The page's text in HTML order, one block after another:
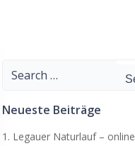
Search
Neueste Beiträge
1. Legauer Naturlauf – online